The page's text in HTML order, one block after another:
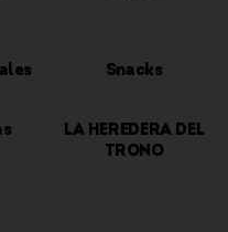
Snacks
LA HEREDERA DEL
TRONO